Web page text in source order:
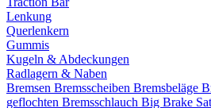
Lenkung
Querlenkern
Gummis
Kugeln & Abdeckungen
Radlagern & Naben
Bremsen Bremsscheiben Bremsbeläge
geflochten Bremsschlauch Big Brake